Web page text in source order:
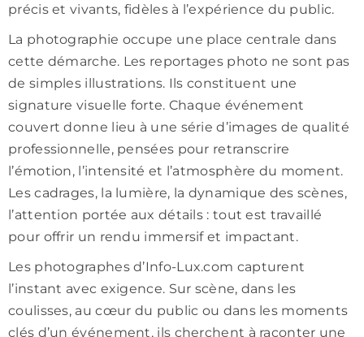
précis et vivants, fidèles à l’expérience du public.
La photographie occupe une place centrale dans
cette démarche. Les reportages photo ne sont pas
de simples illustrations. Ils constituent une
signature visuelle forte. Chaque événement
couvert donne lieu à une série d’images de qualité
professionnelle, pensées pour retranscrire
l’émotion, l’intensité et l’atmosphère du moment.
Les cadrages, la lumière, la dynamique des scènes,
l’attention portée aux détails : tout est travaillé
pour offrir un rendu immersif et impactant.
Les photographes d’Info-Lux.com capturent
l’instant avec exigence. Sur scène, dans les
coulisses, au cœur du public ou dans les moments
clés d’un événement, ils cherchent à raconter une